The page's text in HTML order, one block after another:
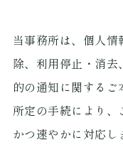
当事務所は、個人
除、利用停止・消
的の通知に関するご
所定の手続により
かつ速やかに対応し